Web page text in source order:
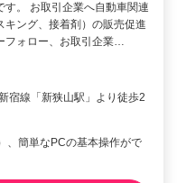
。 お取引企業へ自動車関連
キング、接着剤）の販売促進
フォロー、お取引企業…
宿線「新狭山駅」より徒歩2
、簡単なPCの基本操作がで